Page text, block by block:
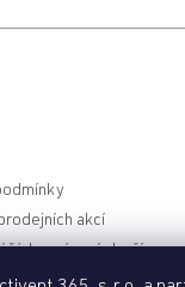
akcí
řád a vrácení zboží
(FAQ)